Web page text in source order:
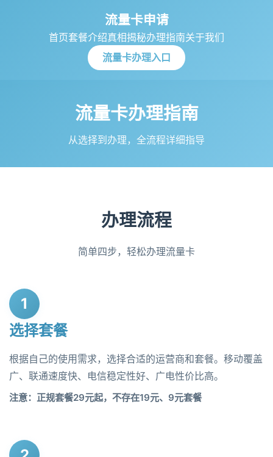
流量卡申请
首页套餐介绍真相揭秘办理指南关于我们
流量卡办理入口
流量卡办理指南
从选择到办理，全流程详细指导
办理流程
简单四步，轻松办理流量卡
1
选择套餐
根据自己的使用需求，选择合适的运营商和套餐。移动覆盖
广、联通速度快、电信稳定性好、广电性价比高。
注意：正规套餐29元起，不存在19元、9元套餐